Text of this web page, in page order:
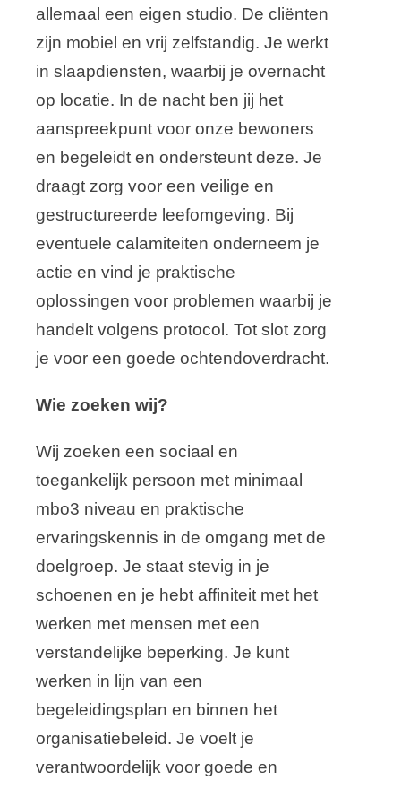
allemaal een eigen studio. De cliënten
zijn mobiel en vrij zelfstandig. Je werkt
in slaapdiensten, waarbij je overnacht
op locatie. In de nacht ben jij het
aanspreekpunt voor onze bewoners
en begeleidt en ondersteunt deze. Je
draagt zorg voor een veilige en
gestructureerde leefomgeving. Bij
eventuele calamiteiten onderneem je
actie en vind je praktische
oplossingen voor problemen waarbij je
handelt volgens protocol. Tot slot zorg
je voor een goede ochtendoverdracht.
Wie zoeken wij?
Wij zoeken een sociaal en
toegankelijk persoon met minimaal
mbo3 niveau en praktische
ervaringskennis in de omgang met de
doelgroep. Je staat stevig in je
schoenen en je hebt affiniteit met het
werken met mensen met een
verstandelijke beperking. Je kunt
werken in lijn van een
begeleidingsplan en binnen het
organisatiebeleid. Je voelt je
verantwoordelijk voor goede en